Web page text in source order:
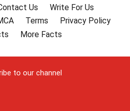
Us
Write For Us
Terms
Privacy Policy
More Facts
to our channel